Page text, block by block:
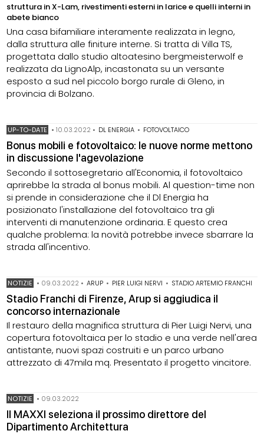
struttura in X-Lam, rivestimenti esterni in larice e quelli interni in
abete bianco
Una casa bifamiliare interamente realizzata in legno,
dalla struttura alle finiture interne. Si tratta di Villa TS,
progettata dallo studio altoatesino bergmeisterwolf e
realizzata da LignoAlp, incastonata su un versante
esposto a sud nel piccolo borgo rurale di Gleno, in
provincia di Bolzano.
UP-TO-DATE •10.03.2022 • DL ENERGIA • FOTOVOLTAICO
Bonus mobili e fotovoltaico: le nuove norme mettono
in discussione l'agevolazione
Secondo il sottosegretario all'Economia, il fotovoltaico
aprirebbe la strada al bonus mobili. Al question-time non
si prende in considerazione che il Dl Energia ha
posizionato l'installazione del fotovoltaico tra gli
interventi di manutenzione ordinaria. E questo crea
qualche problema: la novità potrebbe invece sbarrare la
strada all'incentivo.
NOTIZIE • 09.03.2022 • ARUP • PIER LUIGI NERVI • STADIO ARTEMIO FRANCHI
Stadio Franchi di Firenze, Arup si aggiudica il
concorso internazionale
Il restauro della magnifica struttura di Pier Luigi Nervi, una
copertura fotovoltaica per lo stadio e una verde nell'area
antistante, nuovi spazi costruiti e un parco urbano
attrezzato di 47mila mq. Presentato il progetto vincitore.
NOTIZIE • 09.03.2022
Il MAXXI seleziona il prossimo direttore del
Dipartimento Architettura